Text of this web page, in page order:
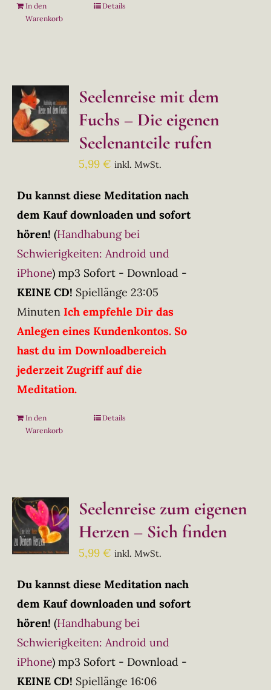
In den
Warenkorb
Details
Seelenreise mit dem
Fuchs – Die eigenen
Seelenanteile rufen
5,99€ inkl. MwSt.
Du kannst diese Meditation nach
dem Kauf downloaden und sofort
hören! (Handhabung bei
Schwierigkeiten: Android und
iPhone) mp3 Sofort - Download -
KEINE CD! Spiellänge 23:05
Minuten Ich empfehle Dir das
Anlegen eines Kundenkontos. So
hast du im Downloadbereich
jederzeit Zugriff auf die
Meditation.
In den
Warenkorb
Details
Seelenreise zum eigenen
Herzen – Sich finden
5,99€ inkl. MwSt.
Du kannst diese Meditation nach
dem Kauf downloaden und sofort
hören! (Handhabung bei
Schwierigkeiten: Android und
iPhone) mp3 Sofort - Download -
KEINE CD! Spiellänge 16:06